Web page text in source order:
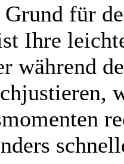
für
Ihre
während